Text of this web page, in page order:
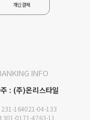
개인결제
INFO
: (주)온리스타일
231-164021-04-133
301-0171-4763-11